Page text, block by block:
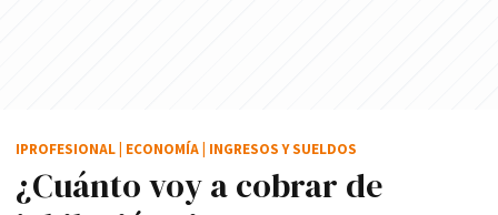
¿Cuánto voy a cobrar de
IPROFESIONAL ECONOMÍA INGRESOS Y SUELDOS